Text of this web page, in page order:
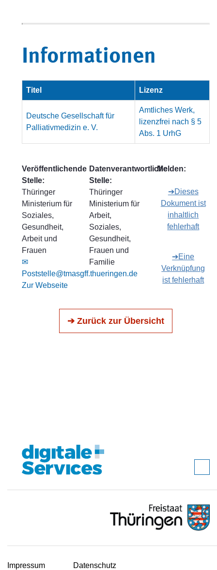
Informationen
Titel Lizenz
Deutsche Gesellschaft für
Palliativmedizin e. V.
Amtliches Werk,
lizenzfrei nach § 5
Abs. 1 UrhG
Veröffentlichende
Stelle:
Thüringer
Ministerium für
Soziales,
Gesundheit,
Arbeit und
Frauen
✉
Poststelle@tmasgff.thueringen.de
Zur Webseite
Datenverantwortliche
Stelle:
Thüringer
Ministerium für
Arbeit,
Soziales,
Gesundheit,
Frauen und
Familie
Melden:
➔Dieses
Dokument ist
inhaltlich
fehlerhaft
➔Eine
Verknüpfung
ist fehlerhaft
➔ Zurück zur Übersicht
Impressum Datenschutz